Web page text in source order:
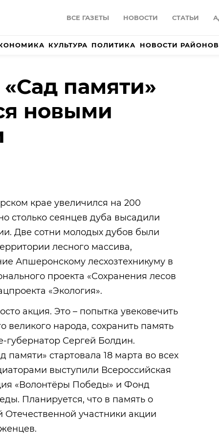
ВСЕ ГАЗЕТЫ НОВОСТИ СТАТЬИ
КУЛЬТУРА ПОЛИТИКА НОВОСТИ РАЙОНОВ
памяти»
новыми
крае увеличился на 200
столько сеянцев дуба высадили
Две сотни молодых дубов были
лесного массива,
Апшеронскому лесхозтехникуму в
проекта «Сохранения лесов
«Экология».
акция. Это – попытка увековечить
народа, сохранить память
Сергей Болдин.
памяти» стартовала 18 марта во всех
выступили Всероссийская
«Волонтёры Победы» и Фонд
Планируется, что в память о
участники акции